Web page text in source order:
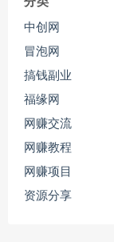
中创网
冒泡网
搞钱副业
福缘网
网赚交流
网赚教程
网赚项目
资源分享